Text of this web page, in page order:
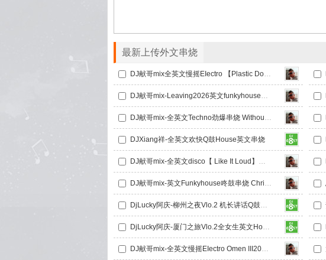
最新上传外文串烧
DJ献哥mix全英文慢摇EIectro 【Plastic Dog2026】
DJ献哥mix-Leaving2026英文funkyhouse慢摇串烧
DJ献哥mix-全英文Techno劲爆串烧 Without Me 2026
DJXiang祥-全英文欢快Q鼓House英文串烧
DJ献哥mix-全英文disco【 Like It Loud】劲爆串烧
DJ献哥mix-英文Funkyhouse咚鼓串烧 Christopher S Ft Flav Poison 2026
DjLucky阿庆-柳州之夜Vlo.2 机长讲话Q鼓全英文HouseDJ串烧
DjLucky阿庆-厦门之旅Vlo.2全女生英文House串烧
DJ献哥mix-全英文慢摇EIectro Omen III2026DJ串烧